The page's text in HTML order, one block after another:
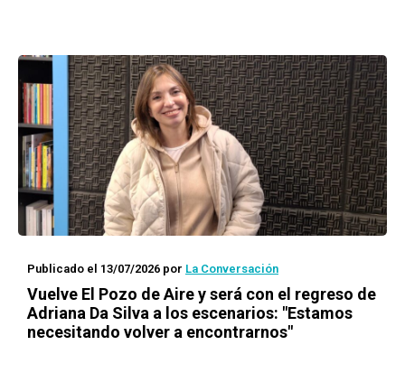
Publicado el 13/07/2026 por La Conversación
Vuelve El Pozo de Aire y será con el regreso de
Adriana Da Silva a los escenarios: "Estamos
necesitando volver a encontrarnos"